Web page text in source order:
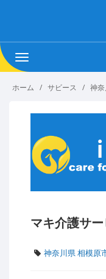
Toggle
navigation
ホーム サビース 神
マキ介護サ
神奈川県 相模原